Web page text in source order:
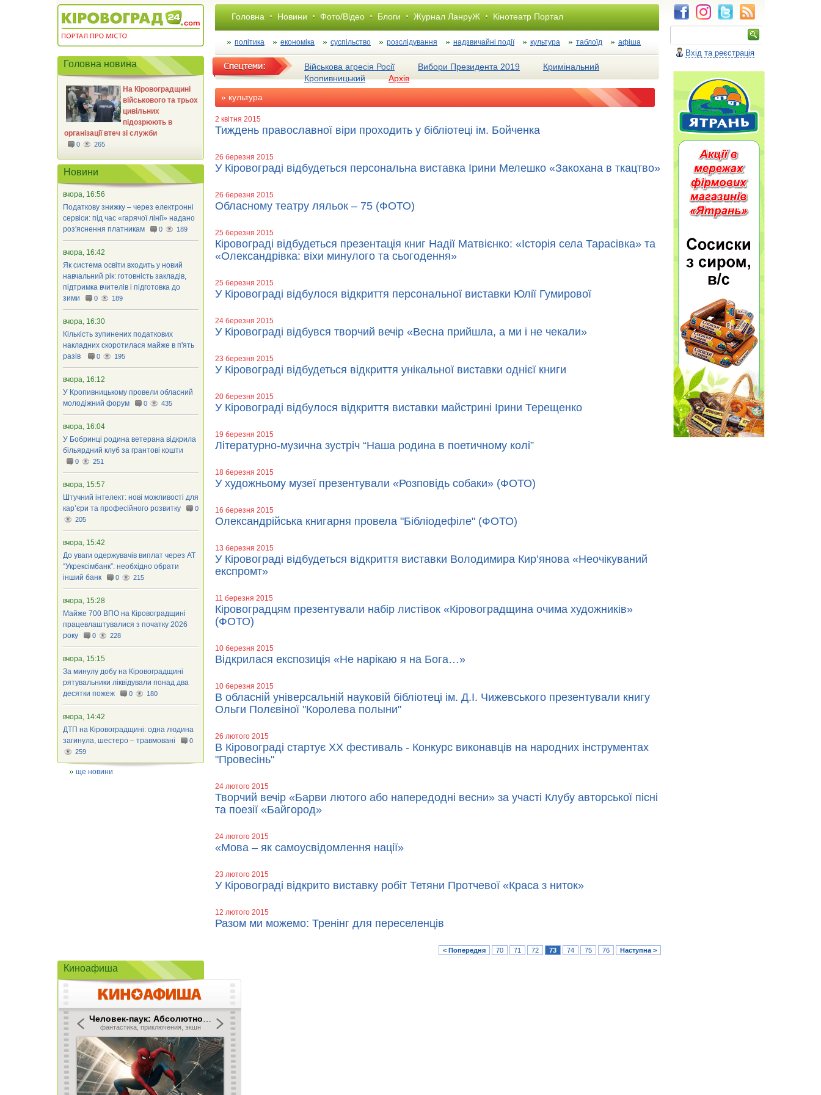
Головна Новини Фото/Відео Блоги Журнал ЛанруЖ Кінотеатр Портал
політика економіка суспільство розслiдування надзвичайні події культура таблоїд афіша
Військова агресія Росії Вибори Президента 2019
Кримінальний
Кропивницький
Архів
культура
2 квітня 2015
Тиждень православної віри проходить у бібліотеці ім. Бойченка
26 березня 2015
У Кіровограді відбудеться персональна виставка Ірини Мелешко «Закохана в ткацтво»
26 березня 2015
Обласному театру ляльок – 75 (ФОТО)
25 березня 2015
Кіровограді відбудеться презентація книг Надії Матвієнко: «Історія села Тарасівка» та
«Олександрівка: віхи минулого та сьогодення»
25 березня 2015
У Кіровограді відбулося відкриття персональної виставки Юлії Гумирової
24 березня 2015
У Кіровограді відбувся творчий вечір «Весна прийшла, а ми і не чекали»
23 березня 2015
У Кіровограді відбудеться відкриття унікальної виставки однієї книги
20 березня 2015
У Кіровограді відбулося відкриття виставки майстрині Ірини Терещенко
19 березня 2015
Літературно-музична зустріч “Наша родина в поетичному колі”
18 березня 2015
У художньому музеї презентували «Розповідь собаки» (ФОТО)
16 березня 2015
Олександрійська книгарня провела "Бібліодефіле" (ФОТО)
13 березня 2015
У Кіровограді відбудеться відкриття виставки Володимира Кир’янова «Неочікуваний
експромт»
11 березня 2015
Кіровоградцям презентували набір листівок «Кіровоградщина очима художників»
(ФОТО)
10 березня 2015
Відкрилася експозиція «Не нарікаю я на Бога…»
10 березня 2015
В обласній універсальній науковій бібліотеці ім. Д.І. Чижевського презентували книгу
Ольги Полєвіної "Королева полыни"
26 лютого 2015
В Кіровограді стартує XX фестиваль - Конкурс виконавців на народних інструментах
"Провесінь"
24 лютого 2015
Творчий вечір «Барви лютого або напередодні весни» за участі Клубу авторської пісні
та поезії «Байгород»
24 лютого 2015
«Мова – як самоусвідомлення нації»
23 лютого 2015
У Кіровограді відкрито виставку робіт Тетяни Протчевої «Краса з ниток»
12 лютого 2015
Разом ми можемо: Тренінг для переселенців
< Попередня 70 71 72 73 74 75 76 Наступна >
Головна новина
На Кіровоградщині
військового та трьох
цивільних
підозрюють в
організації втеч зі служби
0 265
Новини
вчора, 16:56
Податкову знижку – через електронні
сервіси: під час «гарячої лінії» надано
роз'яснення платникам
0 189
вчора, 16:42
Як система освіти входить у новий
навчальний рік: готовність закладів,
підтримка вчителів і підготовка до
зими
0 189
вчора, 16:30
Кількість зупинених податкових
накладних скоротилася майже в п'ять
разів
0 195
вчора, 16:12
У Кропивницькому провели обласний
молодіжний форум
0 435
вчора, 16:04
У Бобринці родина ветерана відкрила
більярдний клуб за грантові кошти
0 251
вчора, 15:57
Штучний інтелект: нові можливості для
кар’єри та професійного розвитку
0
205
вчора, 15:42
До уваги одержувачів виплат через АТ
“Укрексімбанк”: необхідно обрати
інший банк
0 215
вчора, 15:28
Майже 700 ВПО на Кіровоградщині
працевлаштувалися з початку 2026
року
0 228
вчора, 15:15
За минулу добу на Кіровоградщині
рятувальники ліквідували понад два
десятки пожеж
0 180
вчора, 14:42
ДТП на Кіровоградщині: одна людина
загинула, шестеро – травмовані
0
259
ще новини
Киноафиша
Вхід та реєстрація